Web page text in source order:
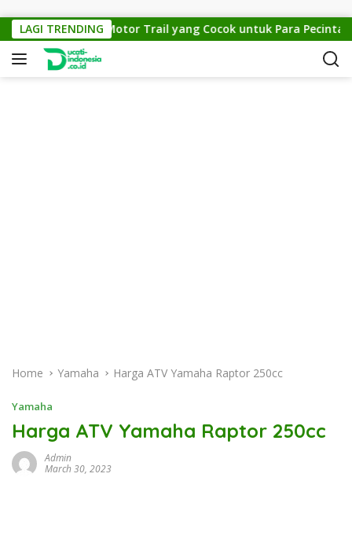
LAGI TRENDING
Cross 150: Motor Trail yang Cocok untuk Para Pecinta Off-
Home Yamaha Harga ATV Yamaha Raptor 250cc
Yamaha
Harga ATV Yamaha Raptor 250cc
Admin
March 30, 2023